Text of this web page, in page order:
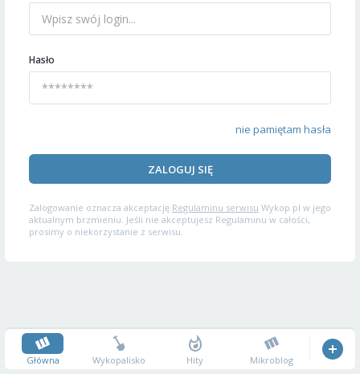
Hasło
nie pamiętam hasła
ZALOGUJ SIĘ
Zalogowanie oznacza akceptację Regulaminu serwisu Wykop.pl w jego
aktualnym brzmieniu. Jeśli nie akceptujesz Regulaminu w całości,
prosimy o niekorzystanie z serwisu.
Główna Wykopalisko Hity Mikroblog